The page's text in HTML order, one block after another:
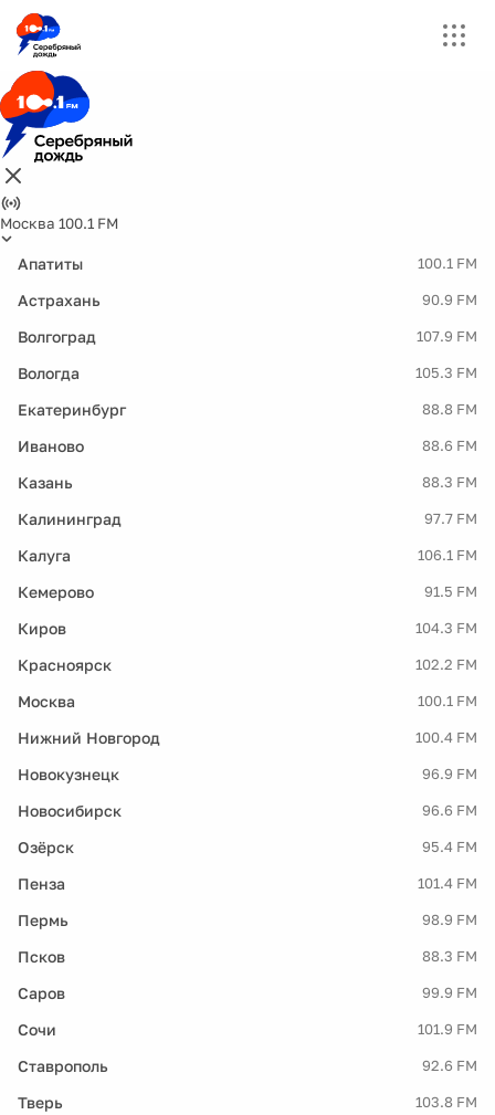
Москва 100.1 FM
Апатиты 100.1 FM
Астрахань 90.9 FM
Волгоград 107.9 FM
Вологда 105.3 FM
Екатеринбург 88.8 FM
Иваново 88.6 FM
Казань 88.3 FM
Калининград 97.7 FM
Калуга 106.1 FM
Кемерово 91.5 FM
Киров 104.3 FM
Красноярск 102.2 FM
Москва 100.1 FM
Нижний Новгород 100.4 FM
Новокузнецк 96.9 FM
Новосибирск 96.6 FM
Озёрск 95.4 FM
Пенза 101.4 FM
Пермь 98.9 FM
Псков 88.3 FM
Саров 99.9 FM
Сочи 101.9 FM
Ставрополь 92.6 FM
Тверь 103.8 FM